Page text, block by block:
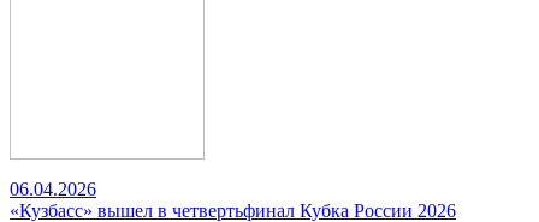
06.04.2026
«Кузбасс» вышел в четвертьфинал Кубка России 2026